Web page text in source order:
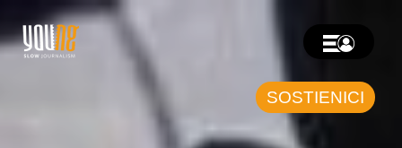
SOSTIENICI